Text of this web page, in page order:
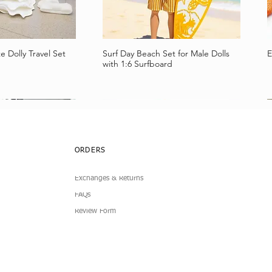
Dolly Travel Set Schnellansicht
Surf Day Beach Set for Male Dolls
with 1:6 Surfboard
ORDERS
Exchanges & Returns
FAQs
Review Form